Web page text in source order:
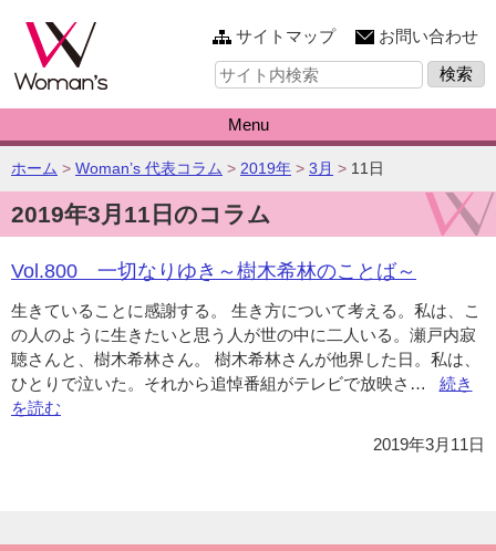
このページの本文へ
サイトマップ
お問い合わせ
サ
イ
内
検
索:
Menu
こ
の
ペ
ー
ジ
の
位
置:
ホーム > Woman’s 代表コラム > 2019年 > 3月 > 11日
2019年3月11日のコラム
Vol.800 一切なりゆき～樹木希林のことば～
生きていることに感謝する。 生き方について考える。私は、こ
の人のように生きたいと思う人が世の中に二人いる。瀬戸内寂
聴さんと、樹木希林さん。 樹木希林さんが他界した日。私は、
ひとりで泣いた。それから追悼番組がテレビで放映さ…
な
続き
を読む
2019年3月11日